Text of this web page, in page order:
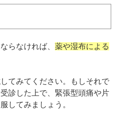
らなければ、薬や湿布による
てみてください。もしそれで
診した上で、緊張型頭痛や片
してみましょう。